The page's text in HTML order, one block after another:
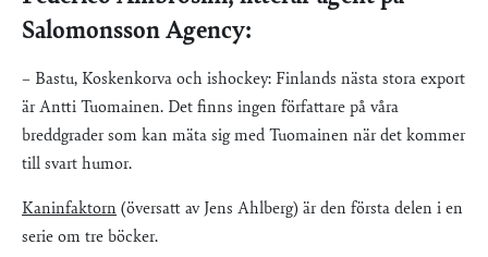
Salomonsson Agency:
– Bastu, Koskenkorva och ishockey: Finlands nästa stora export
är Antti Tuomainen. Det finns ingen författare på våra
breddgrader som kan mäta sig med Tuomainen när det kommer
till svart humor.
Kaninfaktorn (översatt av Jens Ahlberg) är den första delen i en
serie om tre böcker.